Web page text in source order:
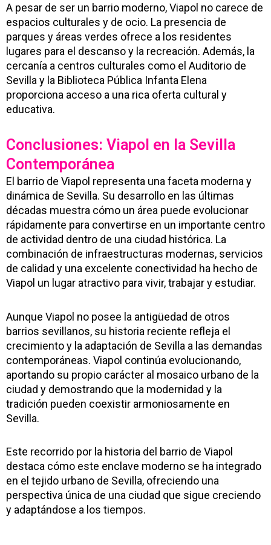
A pesar de ser un barrio moderno, Viapol no carece de
espacios culturales y de ocio. La presencia de
parques y áreas verdes ofrece a los residentes
lugares para el descanso y la recreación. Además, la
cercanía a centros culturales como el Auditorio de
Sevilla y la Biblioteca Pública Infanta Elena
proporciona acceso a una rica oferta cultural y
educativa.
Conclusiones: Viapol en la Sevilla
Contemporánea
El barrio de Viapol representa una faceta moderna y
dinámica de Sevilla. Su desarrollo en las últimas
décadas muestra cómo un área puede evolucionar
rápidamente para convertirse en un importante centro
de actividad dentro de una ciudad histórica. La
combinación de infraestructuras modernas, servicios
de calidad y una excelente conectividad ha hecho de
Viapol un lugar atractivo para vivir, trabajar y estudiar.
Aunque Viapol no posee la antigüedad de otros
barrios sevillanos, su historia reciente refleja el
crecimiento y la adaptación de Sevilla a las demandas
contemporáneas. Viapol continúa evolucionando,
aportando su propio carácter al mosaico urbano de la
ciudad y demostrando que la modernidad y la
tradición pueden coexistir armoniosamente en
Sevilla.
Este recorrido por la historia del barrio de Viapol
destaca cómo este enclave moderno se ha integrado
en el tejido urbano de Sevilla, ofreciendo una
perspectiva única de una ciudad que sigue creciendo
y adaptándose a los tiempos.